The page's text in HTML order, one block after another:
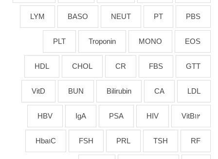
PBS
PT
NEUT
BASO
LYM
EOS
MONO
Troponin
PLT
GTT
FBS
CR
CHOL
HDL
LDL
CA
Bilirubin
BUN
VitD
VitB12
HIV
PSA
IgA
HBV
RF
TSH
PRL
FSH
Hba1C